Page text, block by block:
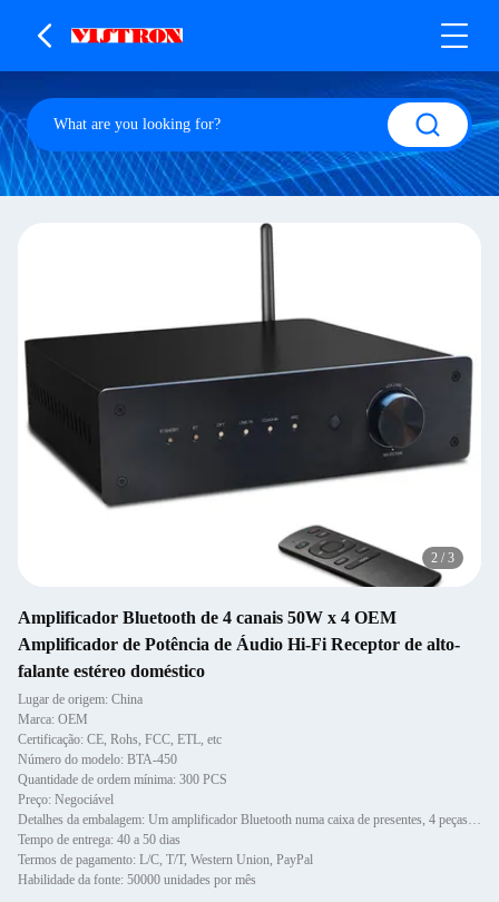
2 / 3
Amplificador Bluetooth de 4 canais 50W x 4 OEM
Amplificador de Potência de Áudio Hi-Fi Receptor de alto-
falante estéreo doméstico
Lugar de origem: China
Marca: OEM
Certificação: CE, Rohs, FCC, ETL, etc
Número do modelo: BTA-450
Quantidade de ordem mínima: 300 PCS
Preço: Negociável
Detalhes da embalagem: Um amplificador Bluetooth numa caixa de presentes, 4 peças numa caixa.
Tempo de entrega: 40 a 50 dias
Termos de pagamento: L/C, T/T, Western Union, PayPal
Habilidade da fonte: 50000 unidades por mês